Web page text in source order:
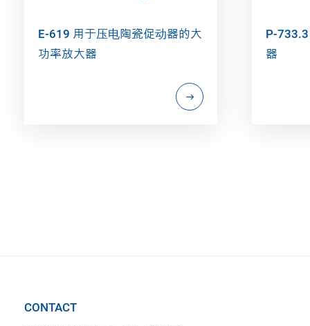
E-619 用于压电陶瓷促动器的大
功率放大器
P-
器
CONTACT